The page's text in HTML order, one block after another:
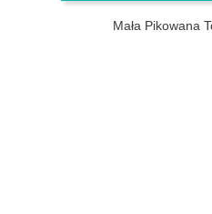
Mała Pikowana